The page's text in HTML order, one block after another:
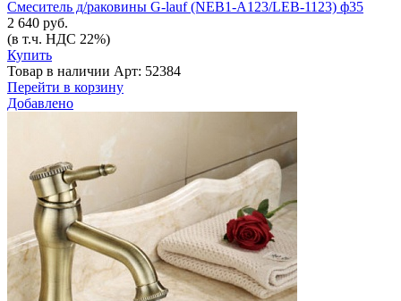
Смеситель д/раковины G-lauf (NEB1-A123/LEB-1123) ф35
2 640 руб.
(в т.ч. НДС 22%)
Купить
Товар в наличии Арт: 52384
Перейти в корзину
Добавлено